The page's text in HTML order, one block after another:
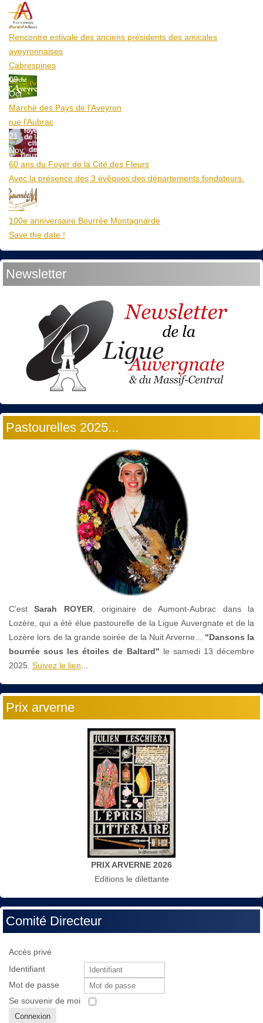
25
Aoû
Rencontre estivale des anciens présidents des amicales
aveyronnaises
Cabrespines
09
Oct
Marché des Pays de l’Aveyron
rue l'Aubrac
21
Nov
60 ans du Foyer de la Cité des Fleurs
Avec la présence des 3 évêques des départements fondateurs.
20
Mar
100e anniversaire Bourrée Montagnarde
Save the date !
Newsletter
Pastourelles 2025...
C’estSarah ROYER, originaire de Aumont-Aubrac dans la
Lozère, qui a été élue pastourelle de la Ligue Auvergnate et de la
Lozère lors de la grande soirée de la Nuit Arverne... "Dansons la
bourrée sous les étoiles de Baltard" le samedi 13 décembre
2025. Suivez le lien...
Prix arverne
PRIX ARVERNE 2026
Editions le dilettante
Comité Directeur
Accès privé
Identifiant
Mot de passe
Se souvenir de moi
Connexion